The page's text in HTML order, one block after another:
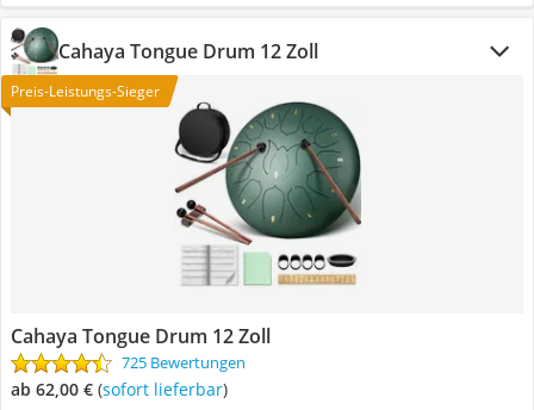
Cahaya Tongue Drum 12 Zoll
Preis-Leistungs-Sieger
Cahaya Tongue Drum 12 Zoll
725 Bewertungen
ab 62,00 € ( Sofort lieferbar)